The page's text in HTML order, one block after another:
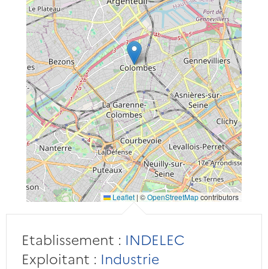
Leaflet | ©OpenStreetMapcontributors
Etablissement : INDELEC
Exploitant : Industrie